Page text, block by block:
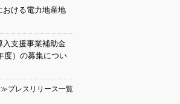
おける電力地産地
入支援事業補助金
度）の募集につい
≫プレスリリース一覧